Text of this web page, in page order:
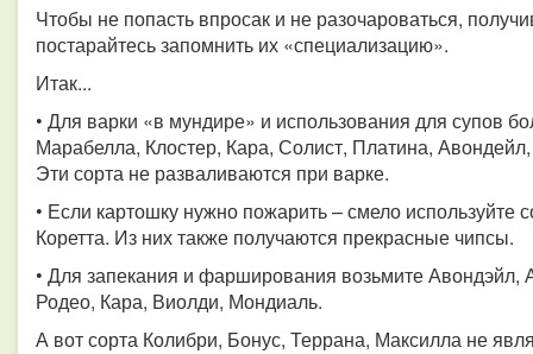
Чтобы не попасть впросак и не разочароваться,
постарайтесь запомнить их «специализацию».
Итак...
• Для варки «в мундире» и использования для супов
Марабелла, Клостер, Кара, Солист, Платина,
Эти сорта не разваливаются при варке.
• Если картошку нужно пожарить – смело используйте
Коретта. Из них также получаются прекрасные чипсы.
• Для запекания и фарширования возьмите
Родео, Кара, Виолди, Мондиаль.
А вот сорта Колибри, Бонус, Террана, Максилла не